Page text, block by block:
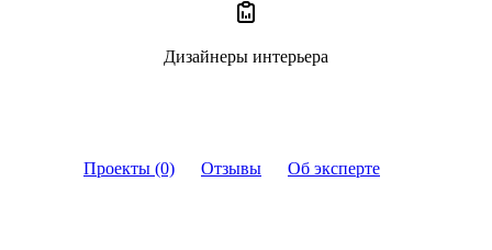
Проекты (0) Отзывы Об эксперте
Дизайнеры интерьера